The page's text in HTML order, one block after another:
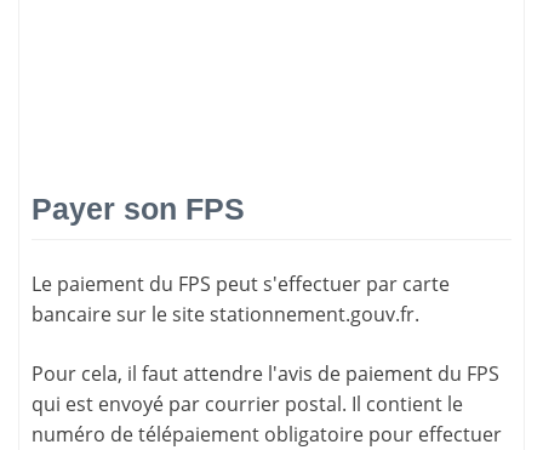
Payer son FPS
Le paiement du FPS peut s'effectuer par carte
bancaire sur le sitestationnement.gouv.fr.
Pour cela, il faut attendre l'avis de paiement du FPS
qui est envoyé par courrier postal. Il contient le
numéro de télépaiement obligatoire pour effectuer